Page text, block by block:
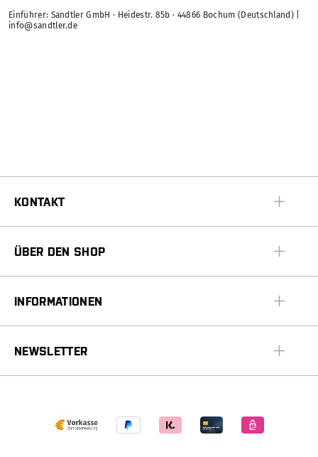
Einführer: Sandtler GmbH · Heidestr. 85b · 44866 Bochum (Deutschland) |
info@sandtler.de
KONTAKT
ÜBER DEN SHOP
INFORMATIONEN
NEWSLETTER